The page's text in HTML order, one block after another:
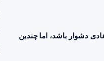
دشوار باشد، اما چندین